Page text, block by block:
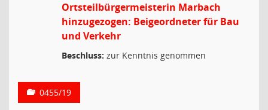
Ortsteilbürgermeisterin Marbach
hinzugezogen: Beigeordneter für Bau
und Verkehr
Beschluss: zur Kenntnis genommen
0455/19